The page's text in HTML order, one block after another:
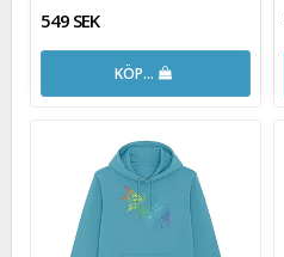
549 SEK
KÖP…